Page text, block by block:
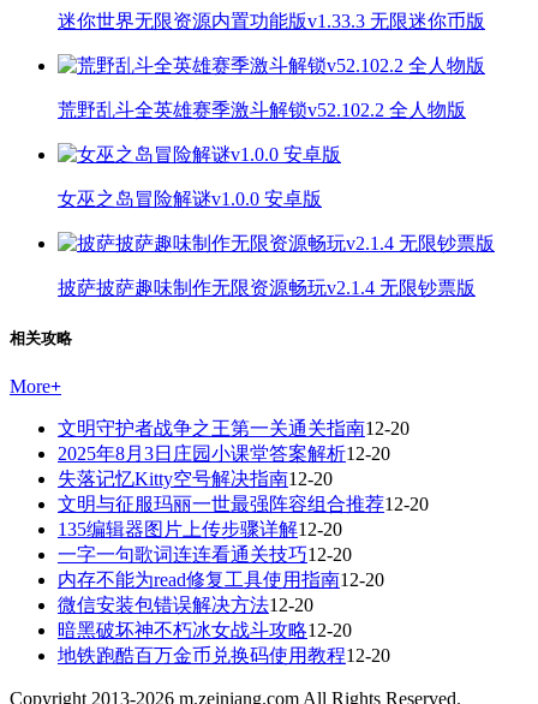
迷你世界无限资源内置功能版v1.33.3 无限迷你币版
荒野乱斗全英雄赛季激斗解锁v52.102.2 全人物版
女巫之岛冒险解谜v1.0.0 安卓版
披萨披萨趣味制作无限资源畅玩v2.1.4 无限钞票版
相关攻略
More+
文明守护者战争之王第一关通关指南12-20
2025年8月3日庄园小课堂答案解析12-20
失落记忆Kitty空号解决指南12-20
文明与征服玛丽一世最强阵容组合推荐12-20
135编辑器图片上传步骤详解12-20
一字一句歌词连连看通关技巧12-20
内存不能为read修复工具使用指南12-20
微信安装包错误解决方法12-20
暗黑破坏神不朽冰女战斗攻略12-20
地铁跑酷百万金币兑换码使用教程12-20
Copyright 2013-2026 m.zeiniang.com All Rights Reserved.